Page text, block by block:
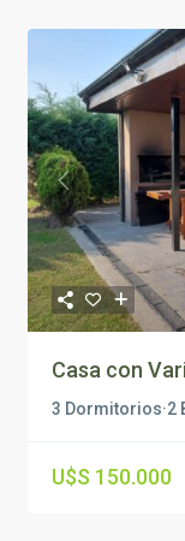
Previous
Casa con
3 Dormitorios·2
U$S 150.000